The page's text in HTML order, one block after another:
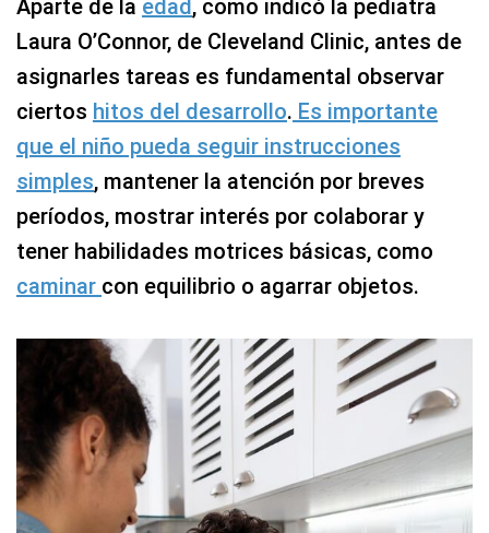
Aparte de la edad, como indicó la pediatra
Laura O’Connor, de Cleveland Clinic, antes de
asignarles tareas es fundamental observar
ciertos hitos del desarrollo. Es importante
que el niño pueda seguir instrucciones
simples, mantener la atención por breves
períodos, mostrar interés por colaborar y
tener habilidades motrices básicas, como
caminar con equilibrio o agarrar objetos.